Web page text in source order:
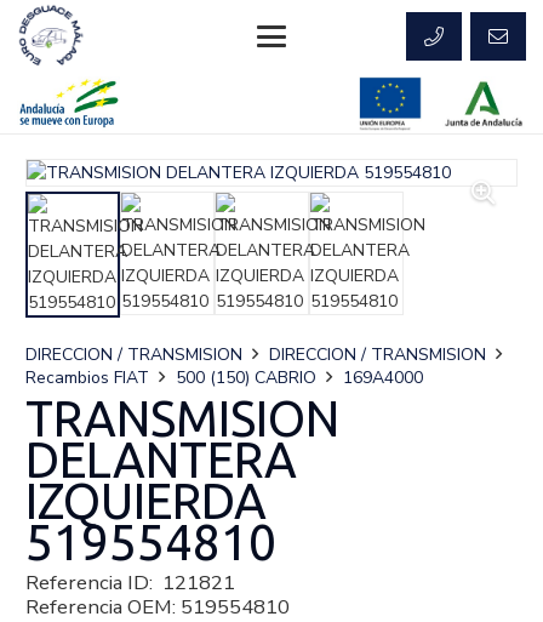
DIRECCION / TRANSMISION
DIRECCION / TRANSMISION
Recambios FIAT
500 (150) CABRIO 169A4000
TRANSMISION
DELANTERA
IZQUIERDA
519554810
Referencia ID: 121821
Referencia OEM: 519554810